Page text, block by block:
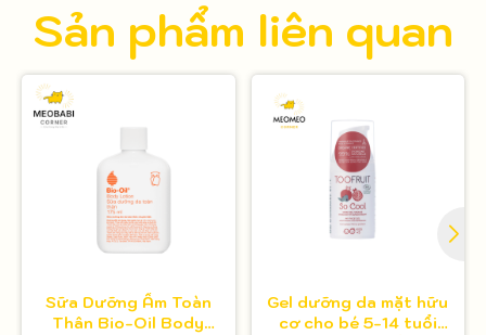
Sản phẩm liên quan
Sữa Dưỡng Ẩm Toàn
Thân Bio-Oil Body
Gel dưỡng da mặt hữu
cơ cho bé 5-14 tuổi